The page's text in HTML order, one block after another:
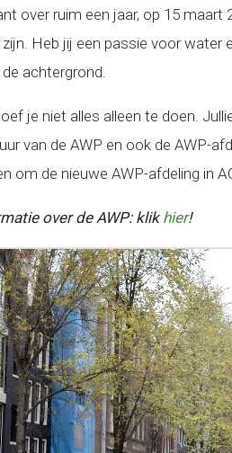
over ruim een jaar, op 15
Heb jij een passie voor water
achtergrond.
je niet alles alleen te doen.
van de AWP en ook de AWP-
om de nieuwe AWP-afdeling in
over de AWP: klik hier!